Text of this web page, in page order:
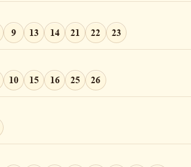
9 13 14 21 22 23
10 15 16 25 26